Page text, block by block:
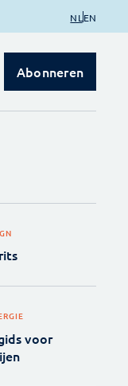
NL EN
Abonneren
voor